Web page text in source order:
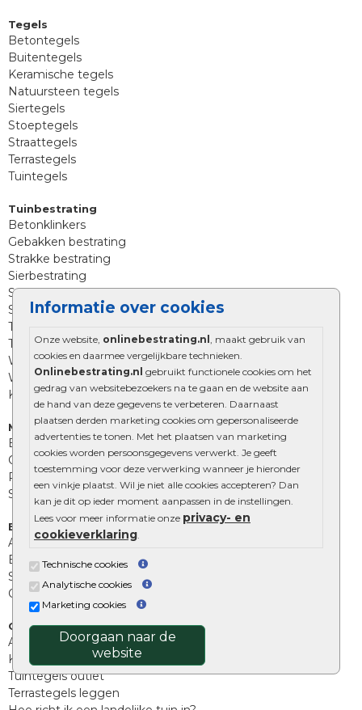
Informatie over cookies
Onze website, onlinebestrating.nl , maakt gebruik van
cookies en daarmee vergelijkbare technieken.
Onlinebestrating.nl gebruikt functionele cookies om het
gedrag van websitebezoekers na te gaan en de website aan
de hand van deze gegevens te verbeteren. Daarnaast
plaatsen derden marketing cookies om gepersonaliseerde
advertenties te tonen. Met het plaatsen van marketing
cookies worden persoonsgegevens verwerkt. Je geeft
toestemming voor deze verwerking wanneer je hieronder
een vinkje plaatst. Wil je niet alle cookies accepteren? Dan
kan je dit op ieder moment aanpassen in de instellingen.
Lees voor meer informatie onze privacy- en
cookieverklaring
Technische cookies
Analytische cookies
Marketing cookies
Doorgaan naar de
website
Tegels
Betontegels
Buitentegels
Keramische tegels
Natuursteen tegels
Siertegels
Stoeptegels
Straattegels
Terrastegels
Tuintegels
Tuinbestrating
Betonklinkers
Gebakken bestrating
Strakke bestrating
Sierbestrating
Straatklinkers
Straatstenen
Trommelstenen
Tuinstenen
Waalformaat
Wildverband bestrating
Kingstones
Muurelementen
Betonbielzen
Opsluitbanden
Palissades
Stapelblokken
Extra benodigdheden
Afwatering en diversen
Beplantings en betonelementen
Split, grind en zand
Oprit tegels
Overig
Aanbiedingen
Kunstgras
Tuintegels outlet
Terrastegels leggen